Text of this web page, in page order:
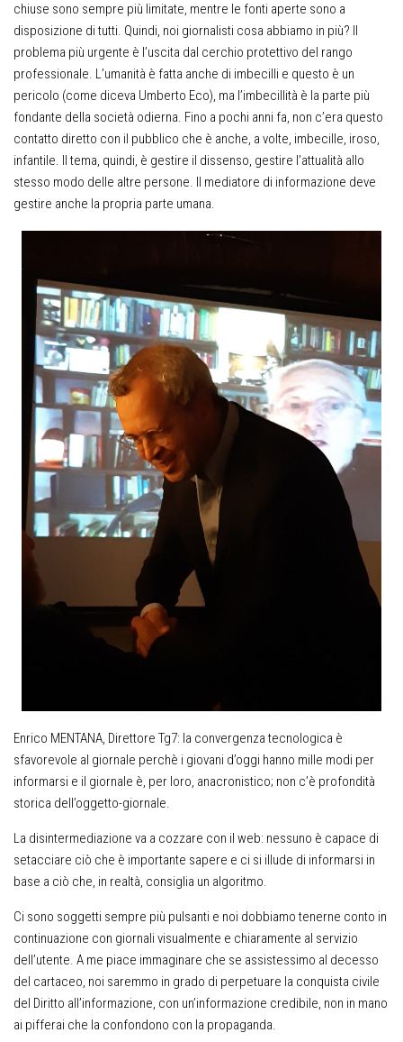
chiuse sono sempre più limitate, mentre le fonti aperte sono a
disposizione di tutti. Quindi, noi giornalisti cosa abbiamo in più? Il
problema più urgente è l’uscita dal cerchio protettivo del rango
professionale. L’umanità è fatta anche di imbecilli e questo è un
pericolo (come diceva Umberto Eco), ma l’imbecillità è la parte più
fondante della società odierna. Fino a pochi anni fa, non c’era questo
contatto diretto con il pubblico che è anche, a volte, imbecille, iroso,
infantile. Il tema, quindi, è gestire il dissenso, gestire l’attualità allo
stesso modo delle altre persone. Il mediatore di informazione deve
gestire anche la propria parte umana.
Enrico MENTANA, Direttore Tg7: la convergenza tecnologica è
sfavorevole al giornale perchè i giovani d’oggi hanno mille modi per
informarsi e il giornale è, per loro, anacronistico; non c’è profondità
storica dell’oggetto-giornale.
La disintermediazione va a cozzare con il web: nessuno è capace di
setacciare ciò che è importante sapere e ci si illude di informarsi in
base a ciò che, in realtà, consiglia un algoritmo.
Ci sono soggetti sempre più pulsanti e noi dobbiamo tenerne conto in
continuazione con giornali visualmente e chiaramente al servizio
dell’utente. A me piace immaginare che se assistessimo al decesso
del cartaceo, noi saremmo in grado di perpetuare la conquista civile
del Diritto all’informazione, con un’informazione credibile, non in mano
ai pifferai che la confondono con la propaganda.